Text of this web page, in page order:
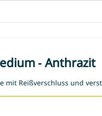
- Anthrazit
mit Reißverschluss und